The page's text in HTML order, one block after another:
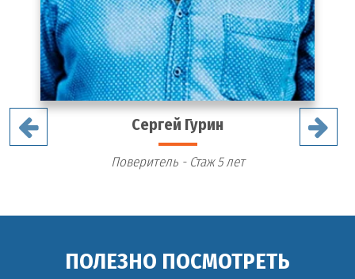
Сергей Гурин
Поверитель - Стаж 5 лет
ПОЛЕЗНО ПОСМОТРЕТЬ